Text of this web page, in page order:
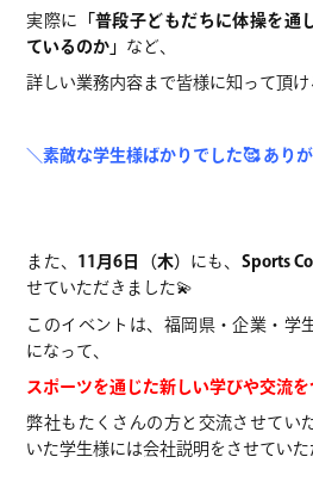
実際に
「普段子どもだちに体操を通
ているのか」 など、
詳しい業務内容まで皆様に知って頂け
＼素敵な学生様ばかりでした🥰 あり
また、 11月6日（木） にも、 Sports
せていただきました💫
このイベントは、福岡県・企業・学
になって、
スポーツを通じた新しい学びや交流を
弊社もたくさんの方と交流させてい
いた学生様には会社説明をさせていた